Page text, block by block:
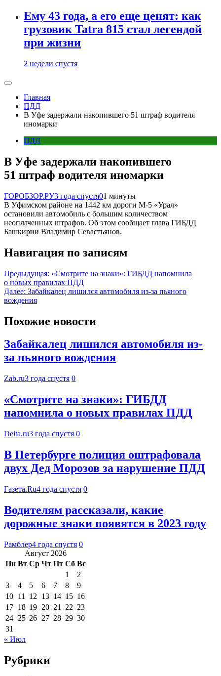
Ему 43 года, а его еще ценят: как
грузовик Tatra 815 стал легендой
при жизни
2 недели спустя
Главная
ПДД
В Уфе задержали накопившего 51 штраф водителя
иномарки
ПДД
В Уфе задержали накопившего
51 штраф водителя иномарки
ГОРОБЗОР.РУ3 года спустя01 минуты
В Уфимском районе на 1442 км дороги М-5 «Урал»
остановили автомобиль с большим количеством
неоплаченных штрафов. Об этом сообщает глава ГИБДД
Башкирии Владимир Севастьянов.
Навигация по записям
Предыдущая: «Смотрите на знаки»: ГИБДД напомнила
о новых правилах ПДД
Далее: Забайкалец лишился автомобиля из-за пьяного
вождения
Похожие новости
Забайкалец лишился автомобиля из-
за пьяного вождения
Zab.ru3 года спустя 0
«Смотрите на знаки»: ГИБДД
напомнила о новых правилах ПДД
Deita.ru3 года спустя 0
В Петербурге полиция оштрафовала
двух Дед Морозов за нарушение ПДД
Газета.Ru4 года спустя 0
Водителям рассказали, какие
дорожные знаки появятся в 2023 году
Рамблер4 года спустя 0
Август 2026
Пн Вт Ср Чт Пт Сб Вс
1
2
3
4 5 6 7 8
9
10 11 12 13 14 15 16
17 18 19 20 21 22 23
24 25 26 27 28 29 30
31
« Июл
Рубрики